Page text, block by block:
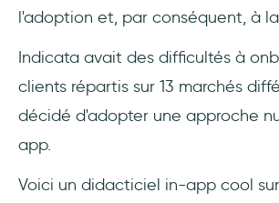
l'adoption et, par conséquent, à
Indicata avait des difficultés à
clients répartis sur 13 marchés
décidé d'adopter une approche
app.
Voici un didacticiel in-app cool